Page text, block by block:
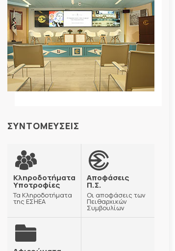
ΣΥΝΤΟΜΕΥΣΕΙΣ
Κληροδοτήματα
Υποτροφίες
Τα Κληροδοτήματα
της ΕΣΗΕΑ
Αποφάσεις
Π.Σ.
Οι αποφάσεις των
Πειθαρχικών
Συμβουλίων